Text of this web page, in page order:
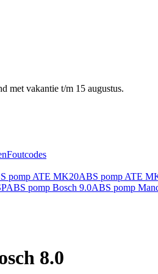
met vakantie t/m 15 augustus.
Foutcodes
pomp ATE MK20ABS pomp ATE
ABS pomp Bosch 9.0ABS pomp
8.0